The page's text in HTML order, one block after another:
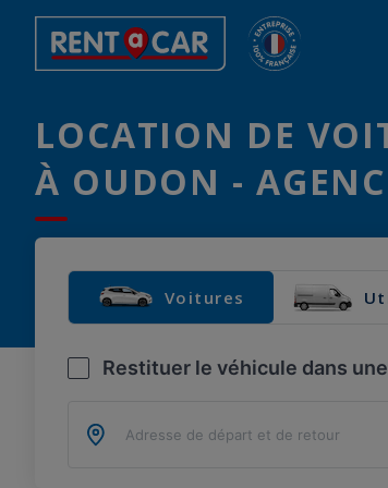
LOCATION DE
À OUDON -
Voitures
Restituer le véhicule dans